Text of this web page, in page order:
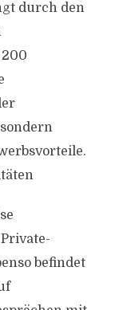
durch den
befindet